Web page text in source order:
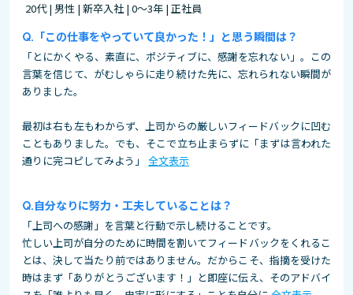
20代 | 男性 | 新卒入社 | 0～3年 | 正社員
「この仕事をやっていて良かった！」と思う瞬間は？
「とにかくやる、素直に、ポジティブに、感謝を忘れない」。この
言葉を信じて、がむしゃらに走り続けた先に、忘れられない瞬間が
ありました。
最初は右も左もわからず、上司からの厳しいフィードバックに凹む
こともありました。でも、そこで立ち止まらずに「まずは言われた
通りに完コピしてみよう」
全文表示
自分なりに努力・工夫していることは？
「上司への感謝」を言葉と行動で示し続けることです。
忙しい上司が自分のために時間を割いてフィードバックをくれるこ
とは、決して当たり前ではありません。だからこそ、指摘を受けた
時はまず「ありがとうございます！」と即座に伝え、そのアドバイ